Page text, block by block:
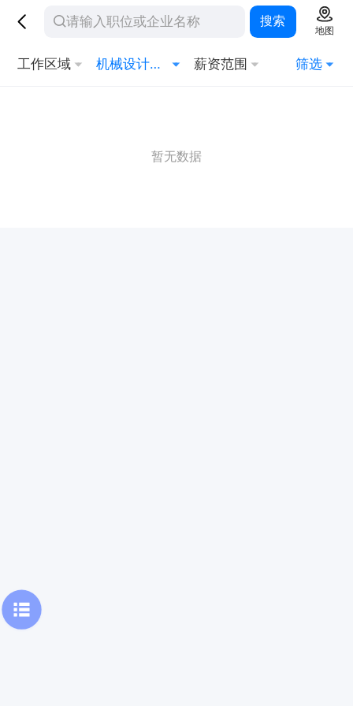
搜索
地图
工作区域 机械设计与制造 薪资范围 筛选
暂无数据